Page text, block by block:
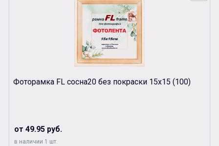
Фоторамка FL сосна20 без покраски 15х15 (100)
от 49.95 руб.
в наличии 1 шт.